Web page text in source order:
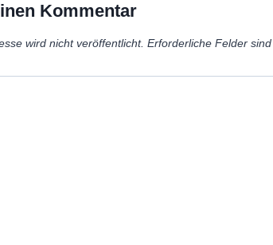
Kommentar
wird nicht veröffentlicht. Erforderliche Felder